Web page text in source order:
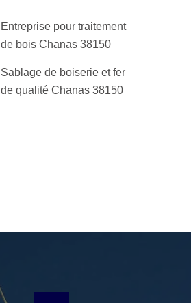
Entreprise pour traitement
de bois Chanas 38150
Sablage de boiserie et fer
de qualité Chanas 38150